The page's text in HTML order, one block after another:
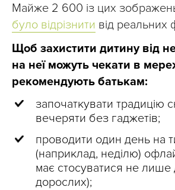
Майже 2 600 із цих
було відрізнити від реальних
Щоб захистити дитину від
на неї можуть чекати в
рекомендують батькам:
започаткувати традицію
вечеряти без гаджетів;
проводити один день на
(наприклад, неділю)
має стосуватися не лише
дорослих);